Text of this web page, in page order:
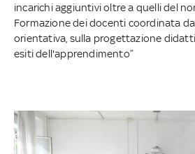
incarichi aggiuntivi oltre a quelli del
Formazione dei docenti coordinata
orientativa, sulla progettazione
esiti dell'apprendimento”